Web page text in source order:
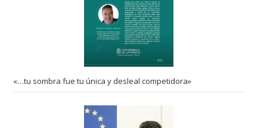
«…tu sombra fue tu única y desleal competidora»